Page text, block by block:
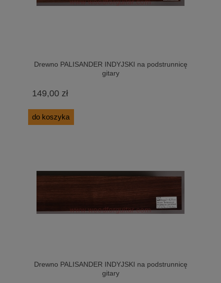
Drewno PALISANDER INDYJSKI na podstrunnicę
gitary
149,00 zł
do koszyka
Drewno PALISANDER INDYJSKI na podstrunnicę
gitary